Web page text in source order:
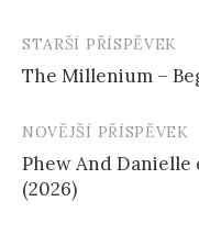
Navigace
příspěvku
STARŠÍ PŘÍSPĚVEK
The Millenium –
NOVĚJŠÍ PŘÍSPĚVEK
Phew And Danielle
(2026)